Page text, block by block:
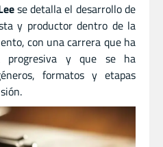
se detalla el desarrollo de
y productor dentro de la
con una carrera que ha
progresiva y que se ha
formatos y etapas